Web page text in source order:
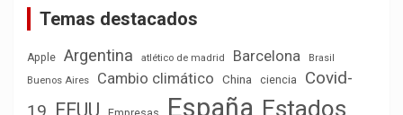
Temas destacados
Apple Argentina atlético de madrid Barcelona
Brasil
Buenos Aires
Cambio climático China ciencia
Covid-
19 EEUU España Estados